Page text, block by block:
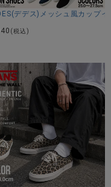
ズ/全4色
デデス)メッシュ風カップ
(税込)